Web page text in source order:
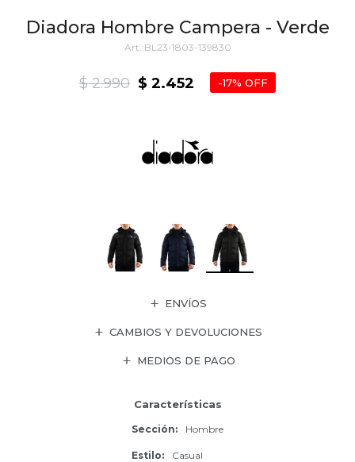
Diadora Hombre Campera - Verde
BL23-1803-139830
$ 2.452
$ 2.990 17
ENVÍOS
CAMBIOS Y DEVOLUCIONES
MEDIOS DE PAGO
Características
Sección Hombre
Estilo Casual